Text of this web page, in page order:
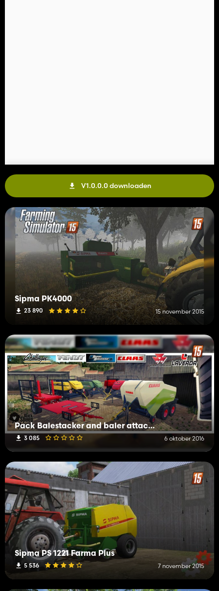
V1.0.0.0 downloaden
Sipma PK4000
23 890 15 november 2015
Pack Balestacker and baler attacher v2.0 Fix WheelShader
3 085 6 oktober 2016
Sipma PS 1221 Farma Plus
5 536 7 november 2015